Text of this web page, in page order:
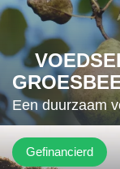
Een duurzaam
Gefinancierd